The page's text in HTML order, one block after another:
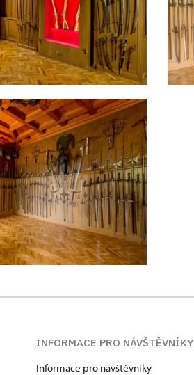
INFORMACE PRO NÁVŠTĚVNÍKY
Informace pro návštěvníky